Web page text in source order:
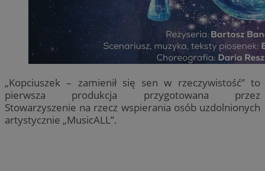
„Kopciuszek – zamienił się sen w rzeczywistość” to
pierwsza produkcja przygotowana przez
Stowarzyszenie na rzecz wspierania osób uzdolnionych
artystycznie „MusicALL”.